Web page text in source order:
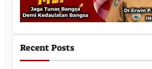
Recent Posts